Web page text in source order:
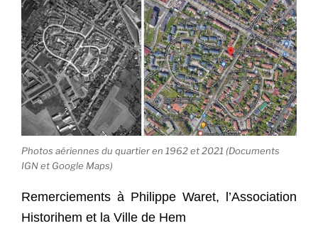
Photos aériennes du quartier en 1962 et 2021 (Documents
IGN et Google Maps)
Remerciements à Philippe Waret, l’Association
Historihem et la Ville de Hem